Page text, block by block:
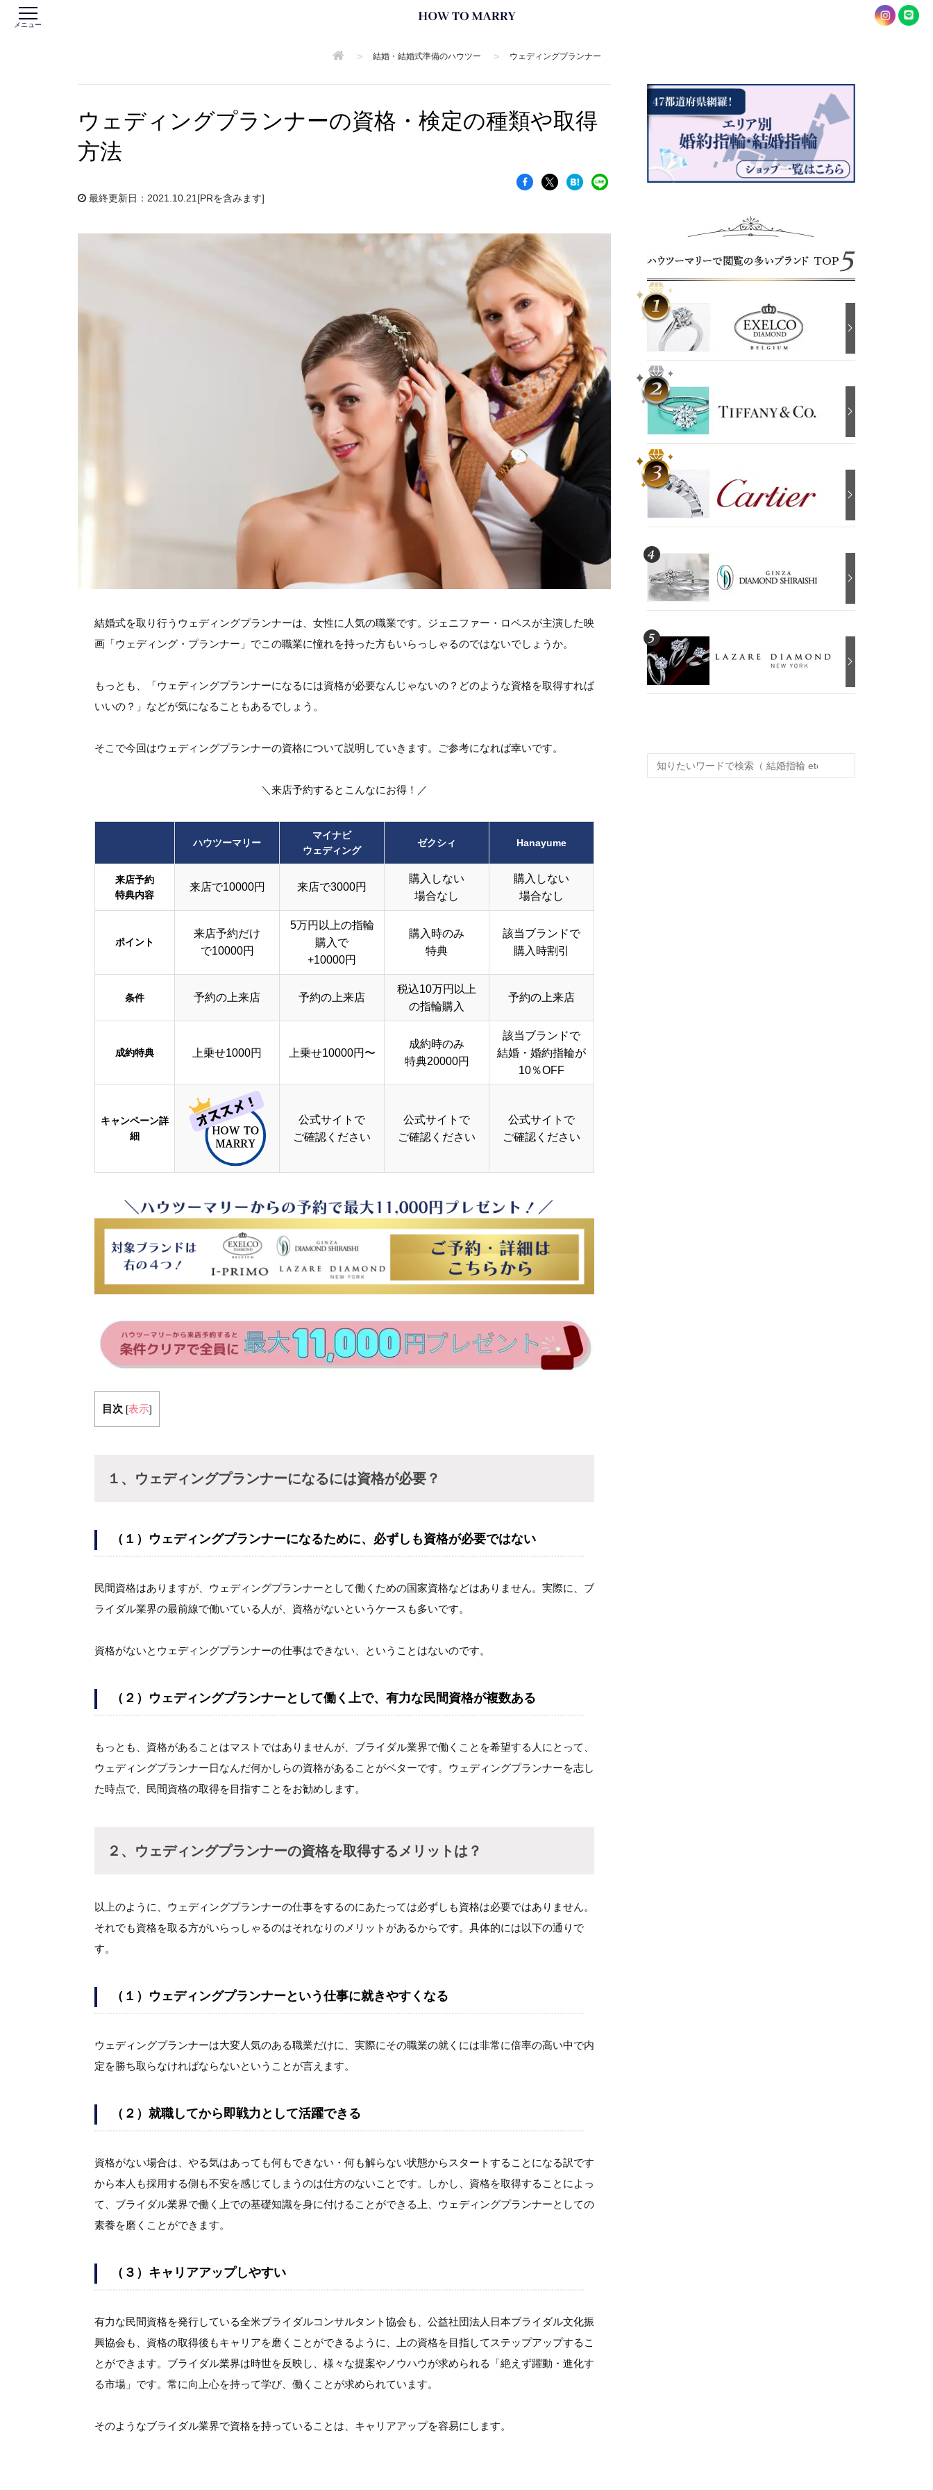
メニュー
> 結婚・結婚式準備のハウツー > ウェディングプランナー
ウェディングプランナーの資格・検定の種類や取得
方法
最終更新日：2021.10.21 [PRを含みます]
結婚式を取り行うウェディングプランナーは、女性に人気の職業です。ジェニファー・ロペスが主演した映
画「ウェディング・プランナー」でこの職業に憧れを持った方もいらっしゃるのではないでしょうか。
もっとも、「ウェディングプランナーになるには資格が必要なんじゃないの？どのような資格を取得すれば
いいの？」などが気になることもあるでしょう。
そこで今回はウェディングプランナーの資格について説明していきます。ご参考になれば幸いです。
＼来店予約するとこんなにお得！／
ハウツーマリー
マイナビ
ウェディング
ゼクシィ Hanayume
来店予約
特典内容
来店で10000円 来店で3000円
購入しない
場合なし
購入しない
場合なし
ポイント
来店予約だけ
で10000円
5万円以上の指輪
購入で
+10000円
購入時のみ
特典
該当ブランドで
購入時割引
条件 予約の上来店 予約の上来店
税込10万円以上
の指輪購入
予約の上来店
成約特典 上乗せ1000円 上乗せ10000円〜
成約時のみ
特典20000円
該当ブランドで
結婚・婚約指輪が
10％OFF
キャンペーン詳
細
公式サイトで
ご確認ください
公式サイトで
ご確認ください
公式サイトで
ご確認ください
目次 [表示]
１、ウェディングプランナーになるには資格が必要？
（１）ウェディングプランナーになるために、必ずしも資格が必要ではない
民間資格はありますが、ウェディングプランナーとして働くための国家資格などはありません。実際に、ブ
ライダル業界の最前線で働いている人が、資格がないというケースも多いです。
資格がないとウェディングプランナーの仕事はできない、ということはないのです。
（２）ウェディングプランナーとして働く上で、有力な民間資格が複数ある
もっとも、資格があることはマストではありませんが、ブライダル業界で働くことを希望する人にとって、
ウェディングプランナー日なんだ何かしらの資格があることがベターです。ウェディングプランナーを志し
た時点で、民間資格の取得を目指すことをお勧めします。
２、ウェディングプランナーの資格を取得するメリットは？
以上のように、ウェディングプランナーの仕事をするのにあたっては必ずしも資格は必要ではありません。
それでも資格を取る方がいらっしゃるのはそれなりのメリットがあるからです。具体的には以下の通りで
す。
（１）ウェディングプランナーという仕事に就きやすくなる
ウェディングプランナーは大変人気のある職業だけに、実際にその職業の就くには非常に倍率の高い中で内
定を勝ち取らなければならないということが言えます。
（２）就職してから即戦力として活躍できる
資格がない場合は、やる気はあっても何もできない・何も解らない状態からスタートすることになる訳です
から本人も採用する側も不安を感じてしまうのは仕方のないことです。しかし、資格を取得することによっ
て、ブライダル業界で働く上での基礎知識を身に付けることができる上、ウェディングプランナーとしての
素養を磨くことができます。
（３）キャリアアップしやすい
有力な民間資格を発行している全米ブライダルコンサルタント協会も、公益社団法人日本ブライダル文化振
興協会も、資格の取得後もキャリアを磨くことができるように、上の資格を目指してステップアップするこ
とができます。ブライダル業界は時世を反映し、様々な提案やノウハウが求められる「絶えず躍動・進化す
る市場」です。常に向上心を持って学び、働くことが求められています。
そのようなブライダル業界で資格を持っていることは、キャリアアップを容易にします。